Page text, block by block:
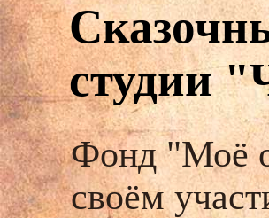
студии
Фонд "Моё
своём